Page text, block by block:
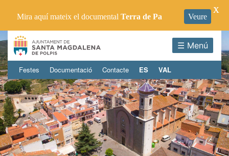
☰ Menú
Festes Documentació Contacte ES VAL
Mira aquí mateix el documental Terra de Pa Veure
X